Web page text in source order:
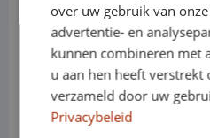
• Ladevolumen: ca.
(abhängig von
• Tragfähigkeit: bis zu
over uw gebruik van
advertentie- en
kunnen combineren met
u aan hen heeft verstrekt
verzameld door uw
Privacybeleid